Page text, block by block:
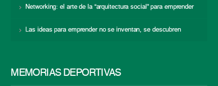
Networking: el arte de la “arquitectura social” para emprender
Las ideas para emprender no se inventan, se descubren
MEMORIAS DEPORTIVAS